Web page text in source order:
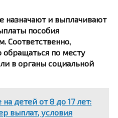
назначают и выплачивают
пособия
Соответственно,
по месту
в органы социальной
детей от 8 до 17 лет:
выплат, условия